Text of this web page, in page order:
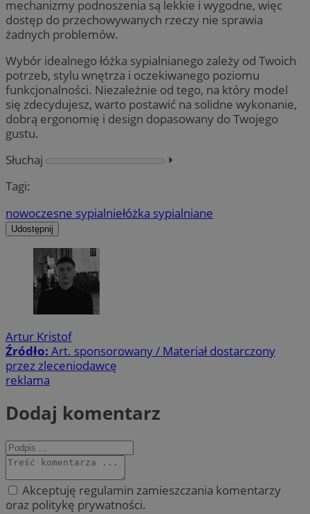
mechanizmy podnoszenia są lekkie i wygodne, więc
dostęp do przechowywanych rzeczy nie sprawia
żadnych problemów.
Wybór idealnego łóżka sypialnianego zależy od Twoich
potrzeb, stylu wnętrza i oczekiwanego poziomu
funkcjonalności. Niezależnie od tego, na który model
się zdecydujesz, warto postawić na solidne wykonanie,
dobrą ergonomię i design dopasowany do Twojego
gustu.
Słuchaj
⏵︎
Tagi:
nowoczesne sypialniełóżka sypialniane
Udostępnij
Artur Kristof
Źródło: Art. sponsorowany / Materiał dostarczony
przez zleceniodawcę
reklama
Dodaj komentarz
Akceptuję regulamin zamieszczania komentarzy
oraz politykę prywatności.